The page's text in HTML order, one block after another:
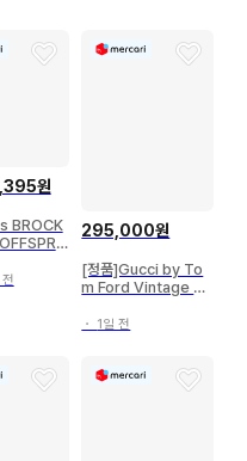
원
BROCK
295,000원
[정품]Gucci by To
m Ford Vintage Cr
・ 1일 전